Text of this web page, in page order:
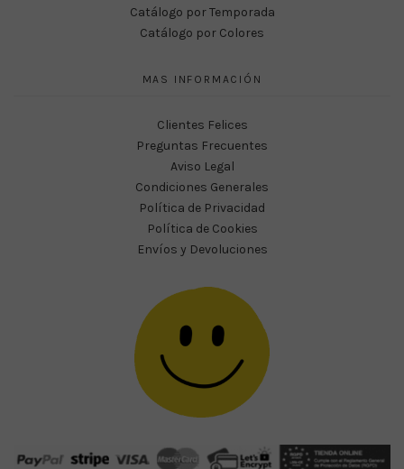
Catálogo por Temporada
Catálogo por Colores
MAS INFORMACIÓN
Clientes Felices
Preguntas Frecuentes
Aviso Legal
Condiciones Generales
Política de Privacidad
Política de Cookies
Envíos y Devoluciones